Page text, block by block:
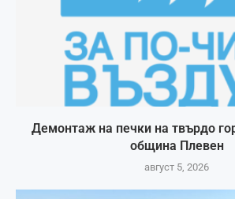
Демонтаж на печки на твърдо
община Плевен
август 5, 2026